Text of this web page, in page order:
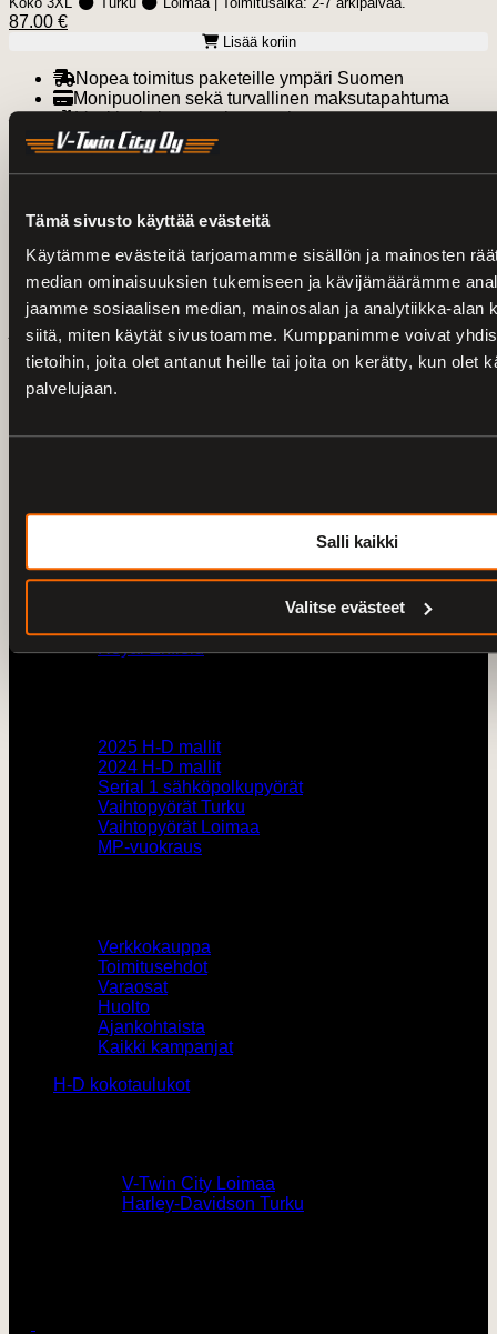
Tämä sivusto käyttää evästeitä
Käytämme evästeitä tarjoamamme sisällön ja mainosten
median ominaisuuksien tukemiseen ja kävijämäärämme
jaamme sosiaalisen median, mainosalan ja analytiikka-alan
siitä, miten käytät sivustoamme. Kumppanimme voivat
tietoihin, joita olet antanut heille tai joita on kerätty, kun olet
palvelujaan.
Salli kaikki
Valitse evästeet
87.00 €
Lisää koriin
Nopea toimitus paketeille ympäri Suomen
Monipuolinen sekä turvallinen maksutapahtuma
Palveleva konetalo Loimaalla ja Turussa
Kirjaudu sisään
HUOM! Pyydämme vanhaan verkkokauppaamme
rekisteröityneitä nollaamaan salasananne tästä linkistä,
jonka jälkeen tunnuksesi ja tilaushistoriasi löytyvät myös
uudesta verkkokaupastamme.
Käyttäjätunnus
Yritys
Royal Enfield
2025 H-D mallit
2024 H-D mallit
Serial 1 sähköpolkupyörät
Vaihtopyörät Turku
Vaihtopyörät Loimaa
MP-vuokraus
Verkkokauppa
Toimitusehdot
Varaosat
Huolto
Ajankohtaista
Kaikki kampanjat
H-D kokotaulukot
V-Twin City Loimaa
Harley-Davidson Turku